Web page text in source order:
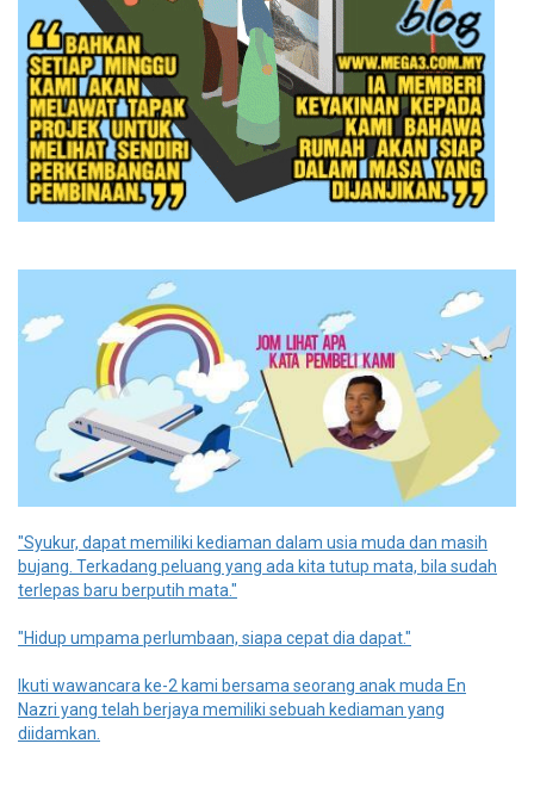
"Syukur, dapat memiliki kediaman dalam usia muda dan masih
bujang. Terkadang peluang yang ada kita tutup mata, bila sudah
terlepas baru berputih mata."
"Hidup umpama perlumbaan, siapa cepat dia dapat."
Ikuti wawancara ke-2 kami bersama seorang anak muda En
Nazri yang telah berjaya memiliki sebuah kediaman yang
diidamkan.